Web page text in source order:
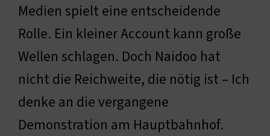
Medien spielt eine entscheidende
Rolle. Ein kleiner Account kann große
Wellen schlagen. Doch Naidoo hat
nicht die Reichweite, die nötig ist – Ich
denke an die vergangene
Demonstration am Hauptbahnhof.